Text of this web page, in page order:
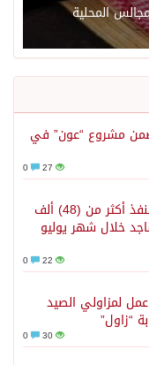
المحلية
ضمن مشروع “عون” في
27
“الشؤون الإسلامية” في جازان تنفذ أكثر من (48) ألف
خلال شهر يوليو
22
لمزاولي الصيد
“زاول”
30